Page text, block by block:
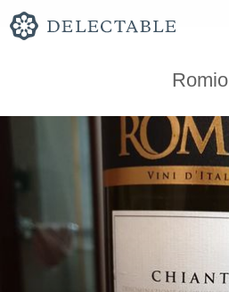
Romio